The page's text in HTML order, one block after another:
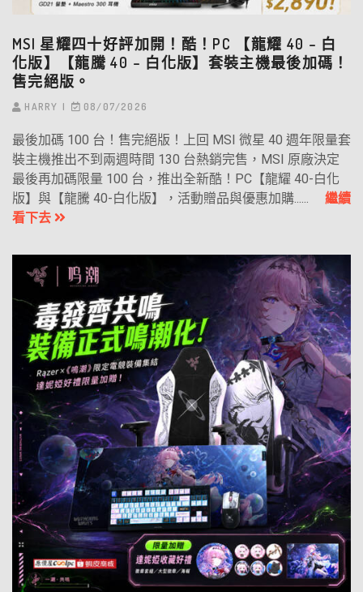
MSI 星耀四十好評加開！酷！PC 【龍耀 40 – 白
化版】【龍騰 40 – 白化版】套裝主機最後加碼！
售完絕版。
HARRY 08/07/2026
最後加碼 100 台！售完絕版！上回 MSI 微星 40 週年限量套
裝主機推出不到兩週時間 130 台熱銷完售，MSI 原廠決定
最後再加碼限量 100 台，推出全新酷！PC【龍耀 40-白化
版】與【龍騰 40-白化版】，活動贈品與優惠加購...... 繼續
看下去